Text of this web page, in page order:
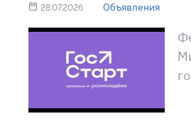
28.07.2026 Объявления